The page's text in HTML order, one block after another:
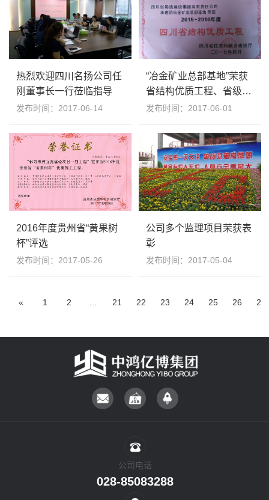
热烈欢迎四川名扬公司任
刚董事长一行莅临指导
发布时间：2017-06-14
“冶金矿业总部基地”荣获
省结构优质工程、省级安
全生产文明施工标准化工
发布时间：2017-06-01
2016年度贵州省“黄果树
杯”评选
发布时间：2017-05-26
公司多个监理项目荣获表
彰
发布时间：2017-05-04
« 1 2 21 22 23 24 25 26 27
公司电话
028-85083288